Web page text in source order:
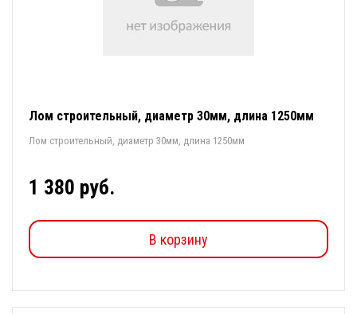
Лом строительный, диаметр 30мм, длина 1250мм
Лом строительный, диаметр 30мм, длина 1250мм
1 380 руб.
В корзину